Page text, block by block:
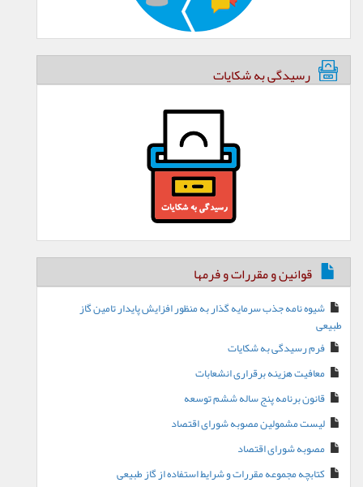
رسیدگی به شکایات
قوانین و مقررات و فرمها
شیوه نامه جذب سرمایه گذار به منظور افزایش پایدار تامین گاز
طبیعی
فرم رسیدگی به شکایات
معافیت هزینه برقراری انشعابات
قانون برنامه پنج ساله ششم توسعه
لیست مشمولین مصوبه شورای اقتصاد
مصوبه شورای اقتصاد
کتابچه مجموعه مقررات و شرایط استفاده از گاز طبیعی